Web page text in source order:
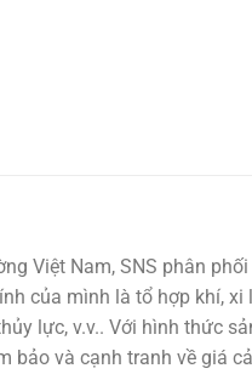
Việt Nam, SNS phân
của mình là tổ hợp khí, xi
lực, v.v.. Với hình thức
bảo và cạnh tranh về giá